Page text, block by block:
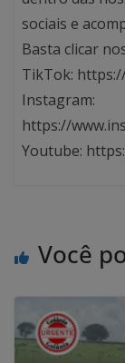
sociais e
Basta clicar
TikTok:
Instagram:
https://
Youtube:
Você